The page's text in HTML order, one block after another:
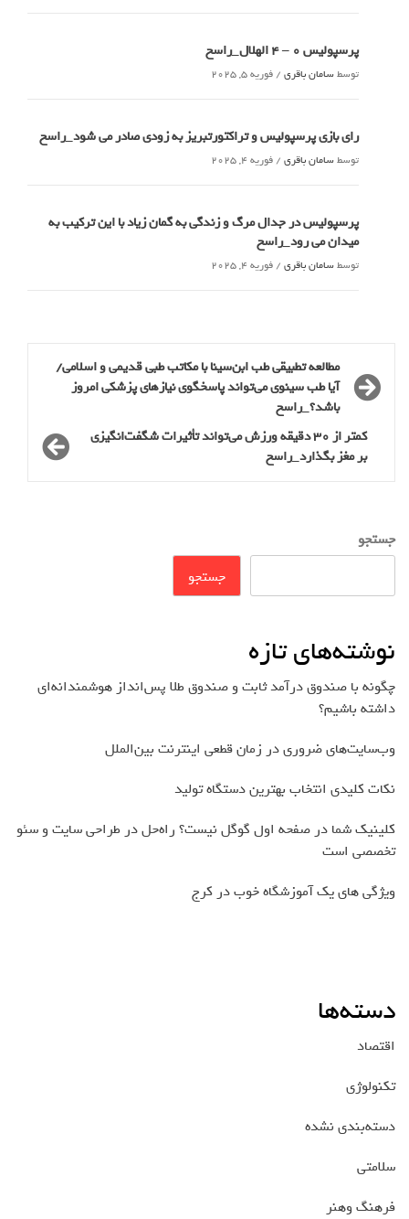
پرسپولیس 0 – ۴ الهلال_راسخ
توسطسامان باقری / فوریه 5, 2025
رای بازی پرسپولیس و تراکتورتبریز به زودی صادر می شود_راسخ
توسطسامان باقری / فوریه 4, 2025
پرسپولیس در جدال مرگ و زندگی به گمان زیاد با این ترکیب به
میدان می رود_راسخ
توسطسامان باقری / فوریه 4, 2025
مطالعه تطبیقی طب ابن‌سینا با مکاتب طبی قدیمی و اسلامی/
آیا طب سینوی می‌تواند پاسخگوی نیازهای پزشکی امروز
باشد؟_راسخ
کمتر از 30 دقیقه ورزش‌ می‌تواند تأثیرات شگفت‌انگیزی
بر مغز بگذارد_راسخ
جستجو
جستجو
نوشته‌های تازه
چگونه با صندوق درآمد ثابت و صندوق طلا پس‌انداز هوشمندانه‌ای
داشته باشیم؟
وب‌سایت‌های ضروری در زمان قطعی اینترنت بین‌الملل
نکات کلیدی انتخاب بهترین دستگاه تولید
کلینیک شما در صفحه اول گوگل نیست؟ راه‌حل در طراحی سایت و سئو
تخصصی است
ویژگی های یک آموزشگاه خوب در کرج
دسته‌ها
اقتصاد
تکنولوژی
دسته‌بندی نشده
سلامتی
فرهنگ وهنر